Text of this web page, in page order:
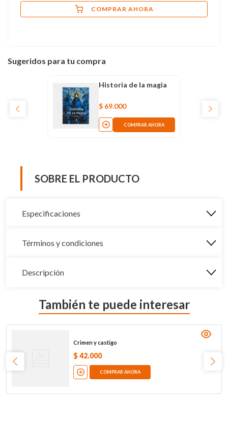
COMPRAR AHORA
Sugeridos para tu compra
Historia de la magia
$ 69.000
COMPRAR AHORA
SOBRE EL PRODUCTO
Especificaciones
Términos y condiciones
Descripción
También te puede interesar
Crimen y castigo
$ 42.000
COMPRAR AHORA